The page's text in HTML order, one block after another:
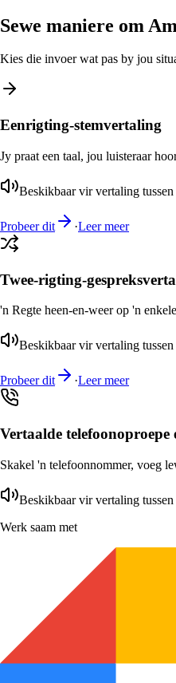
Sewe maniere om
Kies die invoer wat pas by jou
Eenrigting-stemvertaling
Jy praat een taal, jou luisteraar
Beskikbaar vir vertaling
Probeer dit ·Leer meer
Twee-rigting-
'n Regte heen-en-weer op 'n
Beskikbaar vir vertaling
Probeer dit ·Leer meer
Vertaalde
Skakel 'n telefoonnommer, voeg
Beskikbaar vir vertaling
Werk saam met